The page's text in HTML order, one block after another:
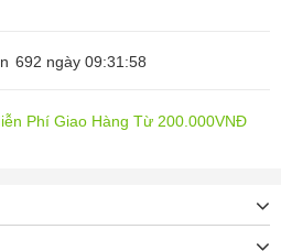
692 ngày 09:31:57
Phí Giao Hàng Từ 200.000VNĐ